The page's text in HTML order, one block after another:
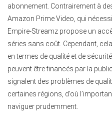
abonnement. Contrairement à
Amazon Prime Video, qui
Empire-Streamz propose un
séries sans coût. Cependant,
en termes de qualité et de
peuvent être financés par la
signalent des problèmes de
certaines régions, d’où
naviguer prudemment.